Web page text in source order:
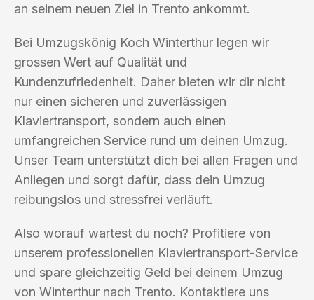
an seinem neuen Ziel in Trento ankommt.
Bei Umzugskönig Koch Winterthur legen wir
grossen Wert auf Qualität und
Kundenzufriedenheit. Daher bieten wir dir nicht
nur einen sicheren und zuverlässigen
Klaviertransport, sondern auch einen
umfangreichen Service rund um deinen Umzug.
Unser Team unterstützt dich bei allen Fragen und
Anliegen und sorgt dafür, dass dein Umzug
reibungslos und stressfrei verläuft.
Also worauf wartest du noch? Profitiere von
unserem professionellen Klaviertransport-Service
und spare gleichzeitig Geld bei deinem Umzug
von Winterthur nach Trento. Kontaktiere uns